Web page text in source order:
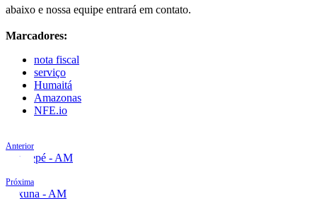
abaixo e nossa equipe entrará em contato.
Marcadores:
nota fiscal
serviço
Humaitá
Amazonas
NFE.io
Anterior
Eirunepé - AM
Próxima
Ipixuna - AM